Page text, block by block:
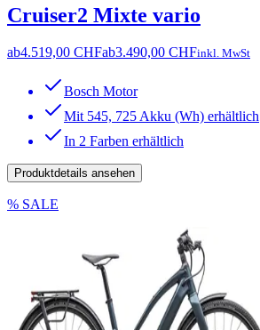
Cruiser2 Mixte vario
ab4.519,00 CHFab3.490,00 CHFinkl. MwSt
Bosch Motor
Mit 545, 725 Akku (Wh) erhältlich
In 2 Farben erhältlich
Produktdetails ansehen
% SALE